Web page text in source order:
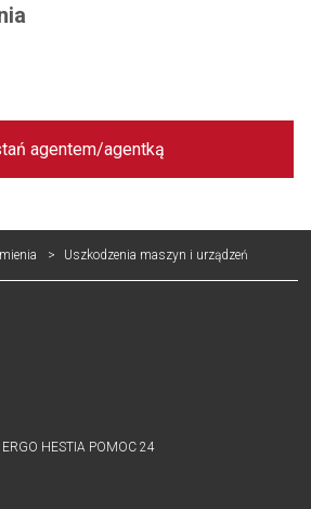
agentem/agentką
Uszkodzenia maszyn i urządzeń
HESTIA POMOC 24